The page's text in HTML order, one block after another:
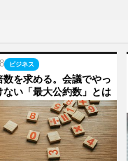
ビジネス
数を求める。会議でやっ
ない「最大公約数」とは